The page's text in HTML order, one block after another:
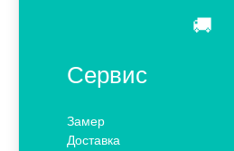
🚚
Сервис
Замер
Доставка